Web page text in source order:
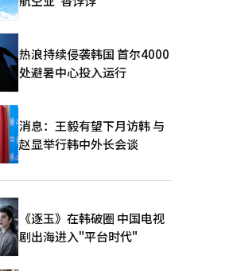
热浪持续侵袭韩国 首尔4000
处避暑中心投入运行
消息：王毅有望下月访韩 与
赵显举行韩中外长会谈
《逐玉》在韩破圈 中国电视
剧出海进入"平台时代"